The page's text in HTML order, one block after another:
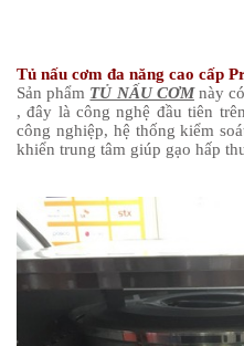
Tủ nấu cơm đa năng cao cấp
Sản phẩm TỦ NẤU CƠMnày
, đây là công nghệ đầu tiên
công nghiệp, hệ thống kiểm
khiển trung tâm giúp gạo hấp